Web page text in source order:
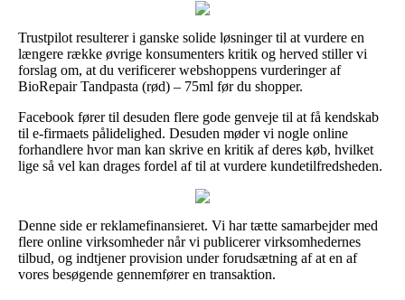
Trustpilot resulterer i ganske solide løsninger til at vurdere en
længere række øvrige konsumenters kritik og herved stiller vi
forslag om, at du verificerer webshoppens vurderinger af
BioRepair Tandpasta (rød) – 75ml før du shopper.
Facebook fører til desuden flere gode genveje til at få kendskab
til e-firmaets pålidelighed. Desuden møder vi nogle online
forhandlere hvor man kan skrive en kritik af deres køb, hvilket
lige så vel kan drages fordel af til at vurdere kundetilfredsheden.
Denne side er reklamefinansieret. Vi har tætte samarbejder med
flere online virksomheder når vi publicerer virksomhedernes
tilbud, og indtjener provision under forudsætning af at en af
vores besøgende gennemfører en transaktion.